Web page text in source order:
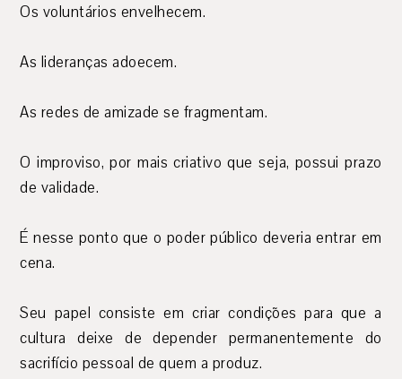
Os voluntários envelhecem.
As lideranças adoecem.
As redes de amizade se fragmentam.
O improviso, por mais criativo que seja, possui prazo
de validade.
É nesse ponto que o poder público deveria entrar em
cena.
Seu papel consiste em criar condições para que a
cultura deixe de depender permanentemente do
sacrifício pessoal de quem a produz.